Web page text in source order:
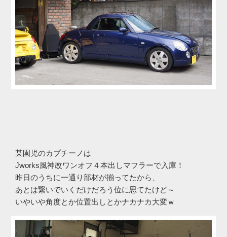
某園児のカプチーノは
Jworks風神改ワンオフ４本出しマフラーで入庫！
昨日のうちに一通り部材が揃ってたから、
あとは繋いでいくだけだろう位に思てたけど～
いやいや角度とか位置出しとかナカナカ大変ｗ